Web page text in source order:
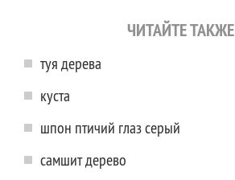
ЧИТАЙТЕ ТАКЖЕ
туя дерева
куста
шпон птичий глаз серый
самшит дерево